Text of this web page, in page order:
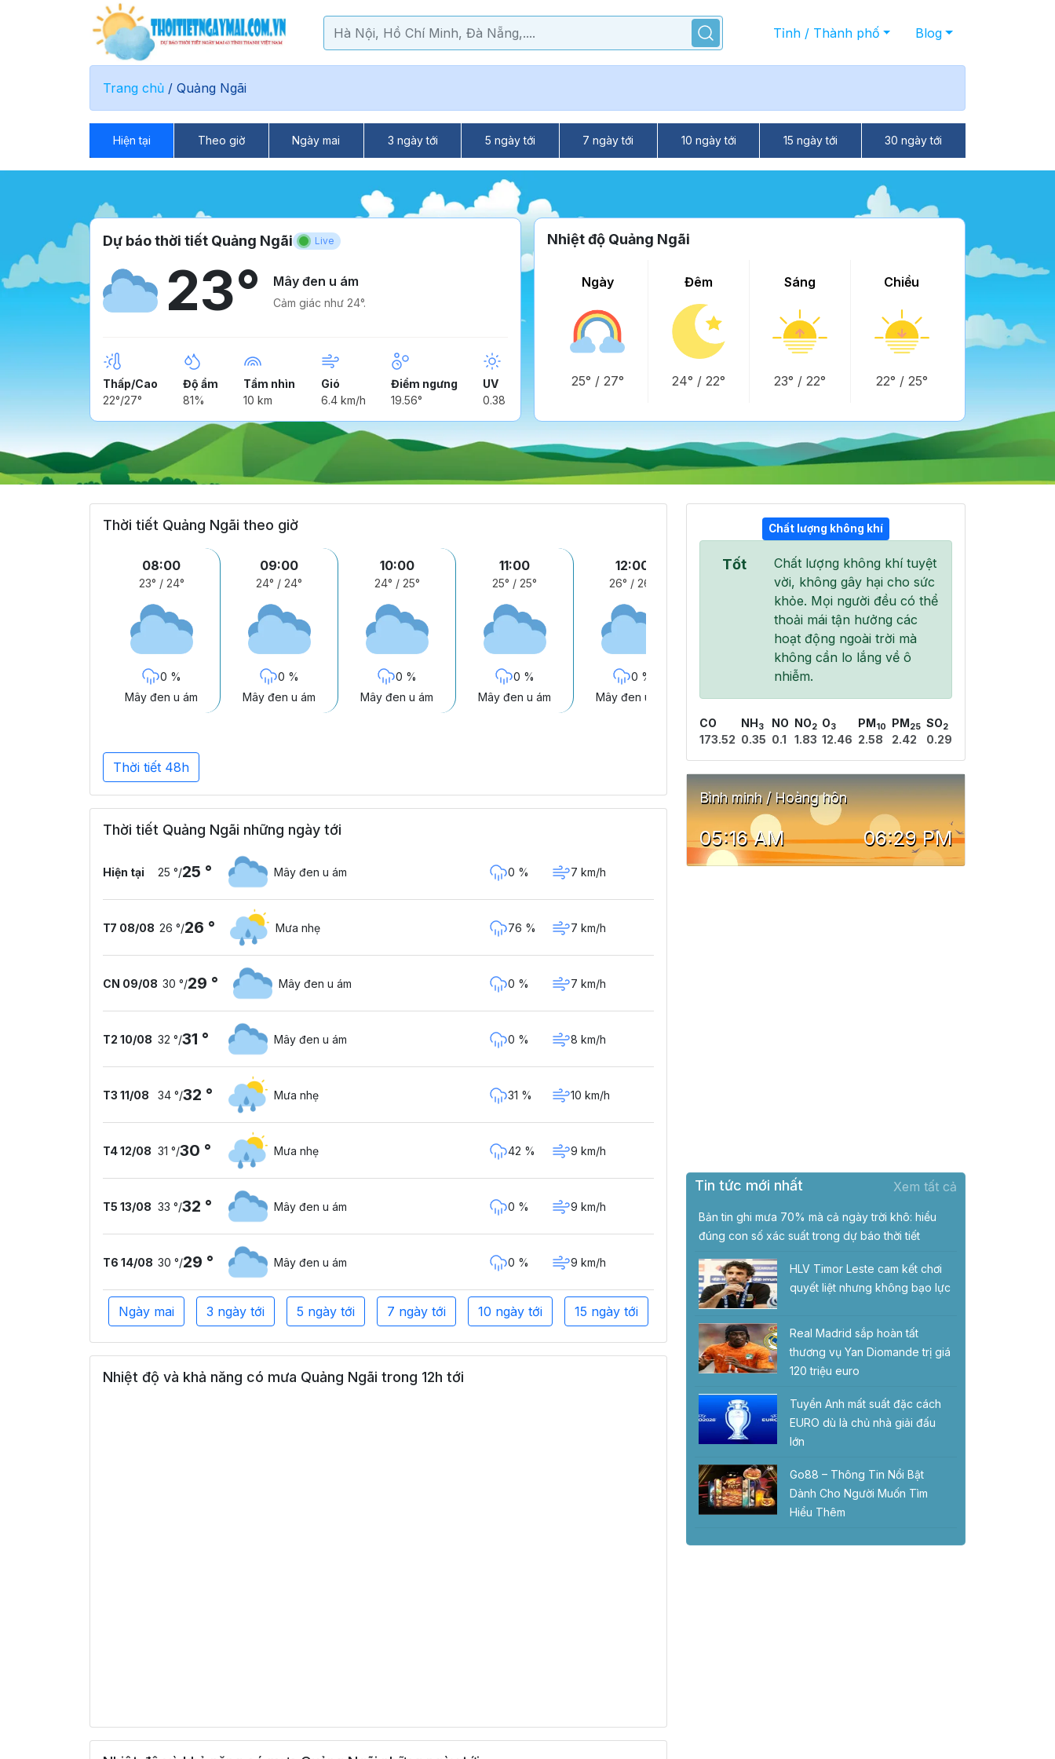
Tỉnh / Thành phố Blog
Trang chủ / Quảng Ngãi
Hiện tại Theo giờ Ngày mai 3 ngày tới 5 ngày tới 7 ngày tới 10 ngày tới 15 ngày tới 30 ngày tới
Dự báo thời tiết Quảng Ngãi Live
23° Mây đen u ám
Cảm giác như 24°.
Thấp/Cao
22°/27°
Độ ẩm
81%
Tầm nhìn
10 km
Gió
6.4 km/h
Điểm ngưng
19.56°
UV
0.38
Nhiệt độ Quảng Ngãi
Ngày
25° / 27°
Đêm
24° / 22°
Sáng
23° / 22°
Chiều
22° / 25°
Thời tiết Quảng Ngãi theo giờ
08:00
23° / 24°
0 %
Mây đen u ám
09:00
24° / 24°
0 %
Mây đen u ám
10:00
24° / 25°
0 %
Mây đen u ám
11:00
25° / 25°
0 %
Mây đen u ám
12:00
26° / 26°
0 %
Mây đen u ám
13:00
Mây đen u ám
14:00
27° /29°
Mây đen u ám
Mây đen u ám
Thời tiết 48h
Thời tiết Quảng Ngãi những ngày tới
Hiện tại 25 °/25 ° Mây đen u ám 0 % 7 km/h
T7 08/08 26 °/26 ° Mưa nhẹ 76 % 7 km/h
CN 09/08 30 °/29 ° Mây đen u ám 0 % 7 km/h
T2 10/08 32 °/31 ° Mây đen u ám 0 % 8 km/h
T3 11/08 34 °/32 ° Mưa nhẹ 31 % 10 km/h
T4 12/08 31 °/30 ° Mưa nhẹ 42 % 9 km/h
T5 13/08 33 °/32 ° Mây đen u ám 0 % 9 km/h
T6 14/08 30 °/29 ° Mây đen u ám 0 % 9 km/h
Ngày mai 3 ngày tới 5 ngày tới 7 ngày tới 10 ngày tới 15 ngày tới
Nhiệt độ và khả năng có mưa Quảng Ngãi trong 12h tới
Chất lượng không khí
Tốt
Chất lượng không khí tuyệt
vời, không gây hại cho sức
khỏe. Mọi người đều có thể
thoải mái tận hưởng các
hoạt động ngoài trời mà
không cần lo lắng về ô
nhiễm.
CO
173.52
NH 3
0.35
NO
0.1
NO2
1.83
O3
12.46
PM 10
2.58
PM 25
2.42
SO2
0.29
Bình minh / Hoàng hôn
05:16 AM 06:29 PM
Tin tức mới nhất Xem tất cả
Bản tin ghi mưa 70% mà cả ngày trời khô: hiểu
đúng con số xác suất trong dự báo thời tiết
HLV Timor Leste cam kết chơi
quyết liệt nhưng không bạo lực
Real Madrid sắp hoàn tất
thương vụ Yan Diomande trị giá
120 triệu euro
Tuyển Anh mất suất đặc cách
EURO dù là chủ nhà giải đấu
lớn
Go88 – Thông Tin Nổi Bật
Dành Cho Người Muốn Tìm
Hiểu Thêm